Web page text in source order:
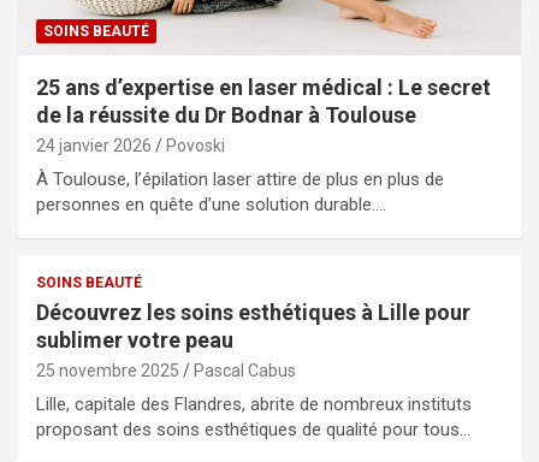
SOINS BEAUTÉ
25 ans d’expertise en laser médical : Le secret
de la réussite du Dr Bodnar à Toulouse
24 janvier 2026 Povoski
À Toulouse, l’épilation laser attire de plus en plus de
personnes en quête d’une solution durable.…
SOINS BEAUTÉ
Découvrez les soins esthétiques à Lille pour
sublimer votre peau
25 novembre 2025 Pascal Cabus
Lille, capitale des Flandres, abrite de nombreux instituts
proposant des soins esthétiques de qualité pour tous…